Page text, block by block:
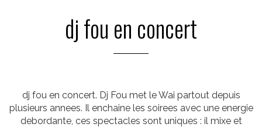
dj fou en concert
dj fou en concert. Dj Fou met le Wai partout depuis
plusieurs annees. Il enchaine les soirees avec une energie
debordante, ces spectacles sont uniques : il mixe et